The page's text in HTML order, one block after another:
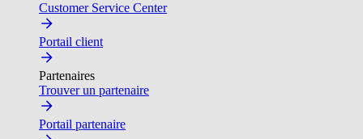
Customer Service Center
Portail client
Partenaires
Trouver un partenaire
Portail partenaire